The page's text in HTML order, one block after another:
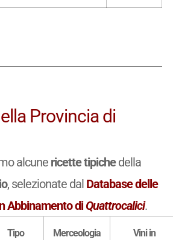
Provincia di
alcune ricette tipichedella
, selezionate dal Database delle
Abbinamento diQuattrocalici.
Tipo
Merceologia
Vini in